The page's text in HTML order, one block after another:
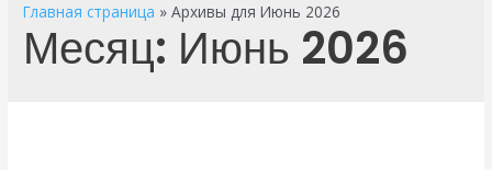
Главная страница »Архивы для Июнь 2026
Месяц: Июнь 2026